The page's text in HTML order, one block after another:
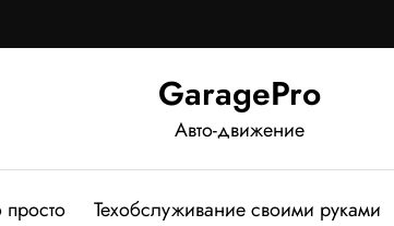
GaragePro
Авто-движение
Техобслуживание своими руками